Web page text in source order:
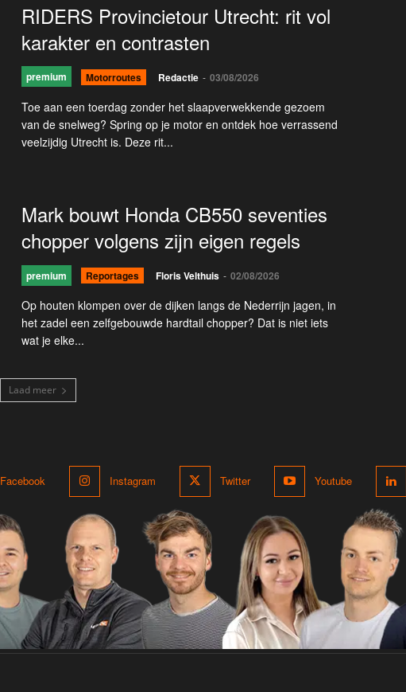
RIDERS Provincietour Utrecht: rit vol
karakter en contrasten
premium Motorroutes Redactie - 03/08/2026
Toe aan een toerdag zonder het slaapverwekkende gezoem
van de snelweg? Spring op je motor en ontdek hoe verrassend
veelzijdig Utrecht is. Deze rit...
Mark bouwt Honda CB550 seventies
chopper volgens zijn eigen regels
premium Reportages Floris Velthuis - 02/08/2026
Op houten klompen over de dijken langs de Nederrijn jagen, in
het zadel een zelfgebouwde hardtail chopper? Dat is niet iets
wat je elke...
Laad meer
Facebook Instagram Twitter Youtube